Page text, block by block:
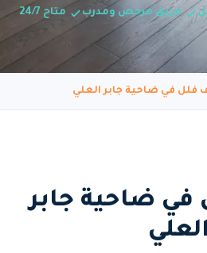
فريق مرخص ومدرب متاح 24/7
فلل في ضاحية جابر العلي
في ضاحية جابر
العلي